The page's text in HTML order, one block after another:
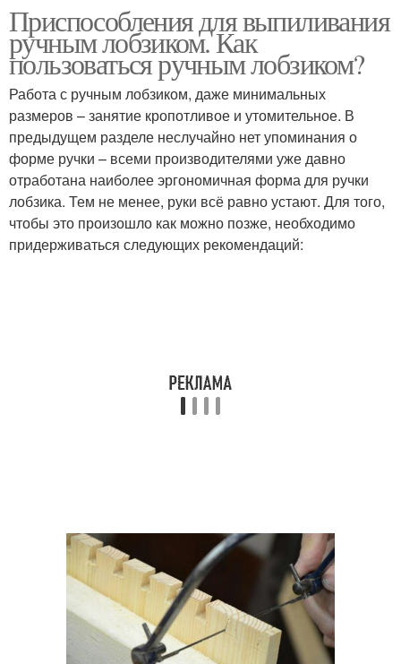
Приспособления для выпиливания
ручным лобзиком. Как
пользоваться ручным лобзиком?
Работа с ручным лобзиком, даже минимальных
размеров – занятие кропотливое и утомительное. В
предыдущем разделе неслучайно нет упоминания о
форме ручки – всеми производителями уже давно
отработана наиболее эргономичная форма для ручки
лобзика. Тем не менее, руки всё равно устают. Для того,
чтобы это произошло как можно позже, необходимо
придерживаться следующих рекомендаций: